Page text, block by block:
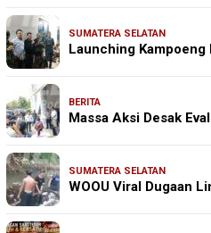
SUMATERA SELATAN
Launching Kampoeng
BERITA
Massa Aksi Desak
SUMATERA SELATAN
WOOU Viral Dugaan